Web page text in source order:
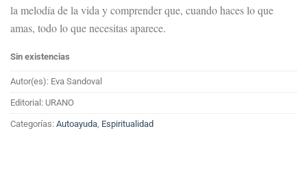
la melodía de la vida y comprender que, cuando haces lo que
amas, todo lo que necesitas aparece.
Sin existencias
Autor(es): Eva Sandoval
Editorial: URANO
Categorías: Autoayuda, Espiritualidad